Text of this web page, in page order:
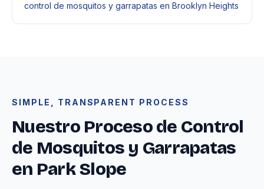
control de mosquitos y garrapatas en Brooklyn Heights
SIMPLE, TRANSPARENT PROCESS
Nuestro Proceso de Control
de Mosquitos y Garrapatas
en Park Slope